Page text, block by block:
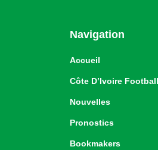
Navigation
Accueil
Côte D’Ivoire Football
Nouvelles
Pronostics
Bookmakers